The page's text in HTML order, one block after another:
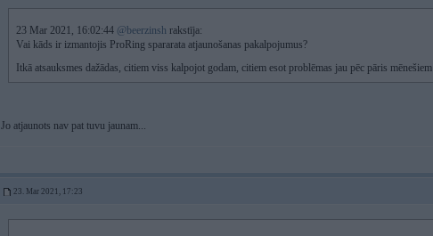
23 Mar 2021, 16:02:44 @beerzinsh rakstīja:
Vai kāds ir izmantojis ProRing spararata atjaunošanas pakalpojumus?
Itkā atsauksmes dažādas, citiem viss kalpojot godam, citiem esot problēmas jau pēc pāris mēnešiem
Jo atjaunots nav pat tuvu jaunam...
23. Mar 2021, 17:23